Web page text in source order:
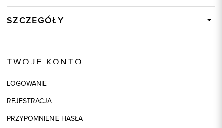
SZCZEGÓŁY
Skład tkaniny
Składy podszewek
TWOJE KONTO
LOGOWANIE
REJESTRACJA
PRZYPOMNIENIE HASŁA